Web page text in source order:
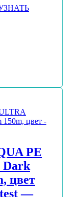
PE
Dark
цвет
—